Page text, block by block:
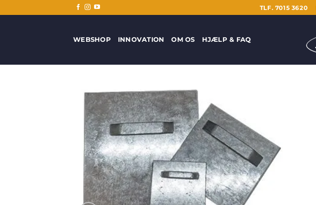
til
TLF. 7015 3620
WEBSHOP INNOVATION OM OS HJÆLP & FAQ